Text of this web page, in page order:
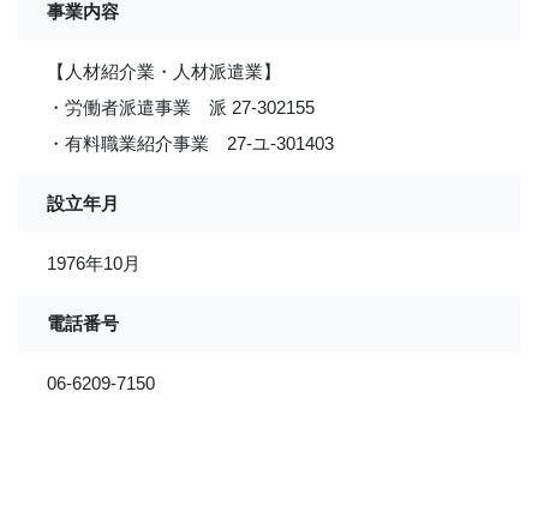
事業内容
【人材紹介業・人材派遣業】
・労働者派遣事業 派 27-302155
・有料職業紹介事業 27-ユ-301403
設立年月
1976年10月
電話番号
06-6209-7150